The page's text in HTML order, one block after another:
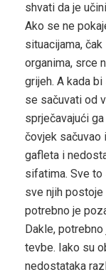
shvati da je
Ako se ne
situacijama,
organima, srce
grijeh. A kada
se sačuvati od
sprječavajući
čovjek sačuvao
gafleta i
sifatima. Sve
sve njih
potrebno je
Dakle,
tevbe. Iako su
nedostataka